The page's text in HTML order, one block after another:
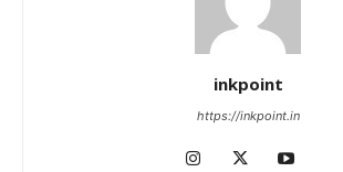
inkpoint
https://inkpoint.in